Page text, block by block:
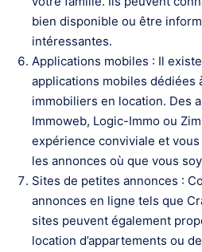
bien disponible ou être
intéressantes.
Applications mobiles : Il
applications mobiles dédiées
immobiliers en location. Des
Immoweb, Logic-Immo ou
expérience conviviale et
les annonces où que vous
Sites de petites annonces :
annonces en ligne tels que
sites peuvent également
location d’appartements ou